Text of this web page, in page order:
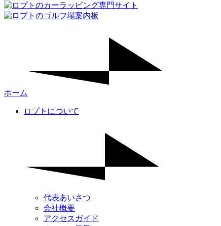
ホーム
ロプトについて
代表あいさつ
会社概要
アクセスガイド